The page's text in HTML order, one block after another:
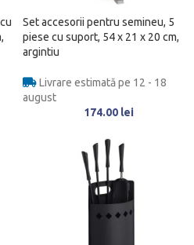
Set accesorii pentru semineu, 5
piese cu suport, 54 x 21 x 20 cm,
argintiu
Livrare estimată pe 12 - 18
august
174.00 lei